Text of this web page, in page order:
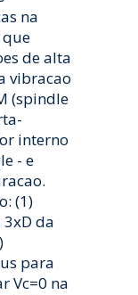
na
de alta
vibracao
(spindle
interno
- e
(1)
da
para
Vc=0 na